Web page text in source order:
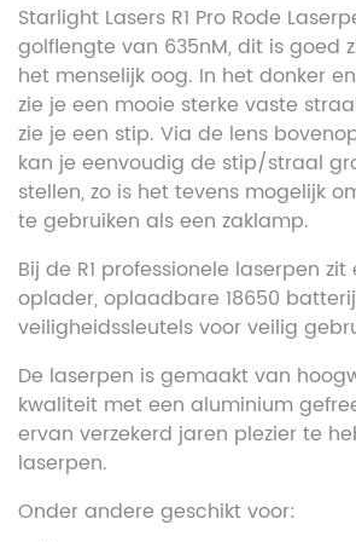
Starlight Lasers R1 Pro Rode
golflengte van 635nM, dit is goed
het menselijk oog. In het donker
zie je een mooie sterke vaste
zie je een stip. Via de lens
kan je eenvoudig de stip/straal
stellen, zo is het tevens mogelijk
te gebruiken als een zaklamp.
Bij de R1 professionele laserpen
oplader, oplaadbare 18650
veiligheidssleutels voor veilig
De laserpen is gemaakt van
kwaliteit met een aluminium
ervan verzekerd jaren plezier te
laserpen.
Onder andere geschikt voor: